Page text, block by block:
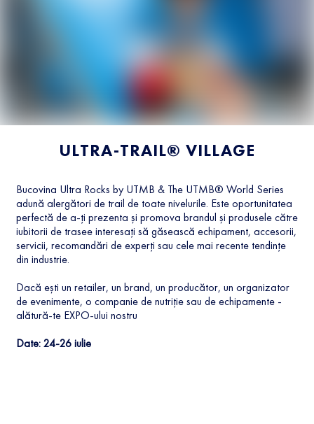
ULTRA-TRAIL® VILLAGE
Bucovina Ultra Rocks by UTMB & The UTMB® World Series
adună alergători de trail de toate nivelurile. Este oportunitatea
perfectă de a-ți prezenta și promova brandul și produsele către
iubitorii de trasee interesați să găsească echipament, accesorii,
servicii, recomandări de experți sau cele mai recente tendințe
din industrie.
Dacă ești un retailer, un brand, un producător, un organizator
de evenimente, o companie de nutriție sau de echipamente -
alătură-te EXPO-ului nostru
Date: 24-26 iulie